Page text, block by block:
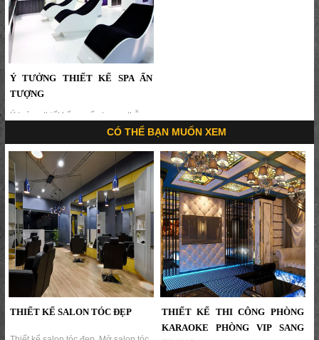
Ý TƯỞNG THIẾT KẾ SPA ẤN
TƯỢNG
Ý tưởng thiết kế spa ấn tượng,thẫm
mỹ viện mini,thi công nội thất
tượng...
CÓ THỂ BẠN MUỐN XEM
THIẾT KẾ SALON TÓC ĐẸP
THIẾT KẾ THI CÔNG PHÒNG
KARAOKE PHÒNG VIP SANG